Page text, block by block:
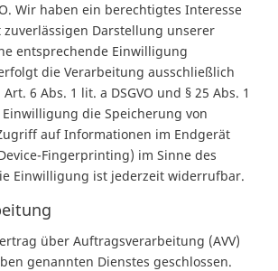
Wir haben ein berechtigtes Interesse
Darstellung unserer
entsprechende Einwilligung
die Verarbeitung ausschließlich
6 Abs. 1 lit. a DSGVO und § 25 Abs. 1
Einwilligung die Speicherung von
auf Informationen im Endgerät
Fingerprinting) im Sinne des
Einwilligung ist jederzeit widerrufbar.
über Auftragsverarbeitung (AVV)
genannten Dienstes geschlossen.